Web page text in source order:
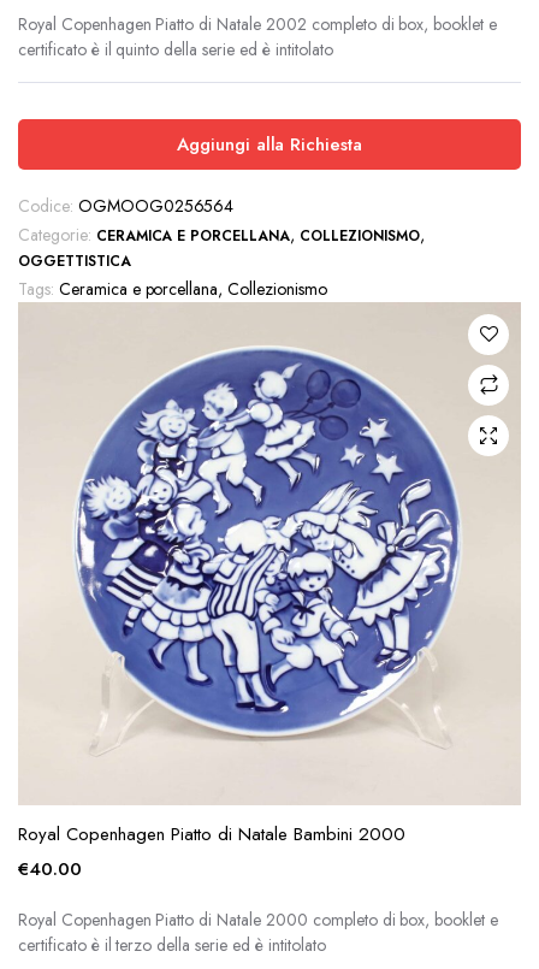
Royal Copenhagen Piatto di Natale 2002 completo di box, booklet e
certificato è il quinto della serie ed è intitolato
Aggiungi alla Richiesta
Codice: OGMOOG0256564
Categorie: CERAMICA E PORCELLANA, COLLEZIONISMO,
OGGETTISTICA
Tags: Ceramica e porcellana,Collezionismo
Royal Copenhagen Piatto di Natale Bambini 2000
€40.00
Royal Copenhagen Piatto di Natale 2000 completo di box, booklet e
certificato è il terzo della serie ed è intitolato